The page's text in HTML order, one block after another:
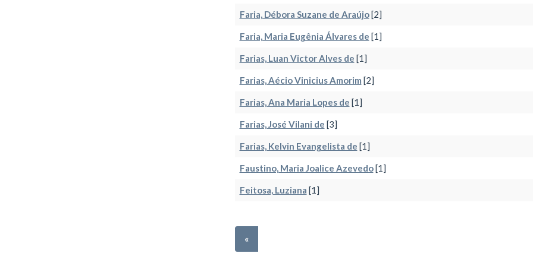
Faria, Débora Suzane de Araújo[2]
Faria, Maria Eugênia Álvares de [1]
Farias, Luan Victor Alves de [1]
Farias, Aécio Vinicius Amorim [2]
Farias, Ana Maria Lopes de [1]
Farias, José Vilani de [3]
Farias, Kelvin Evangelista de [1]
Faustino, Maria Joalice Azevedo[1]
Feitosa, Luziana [1]
«